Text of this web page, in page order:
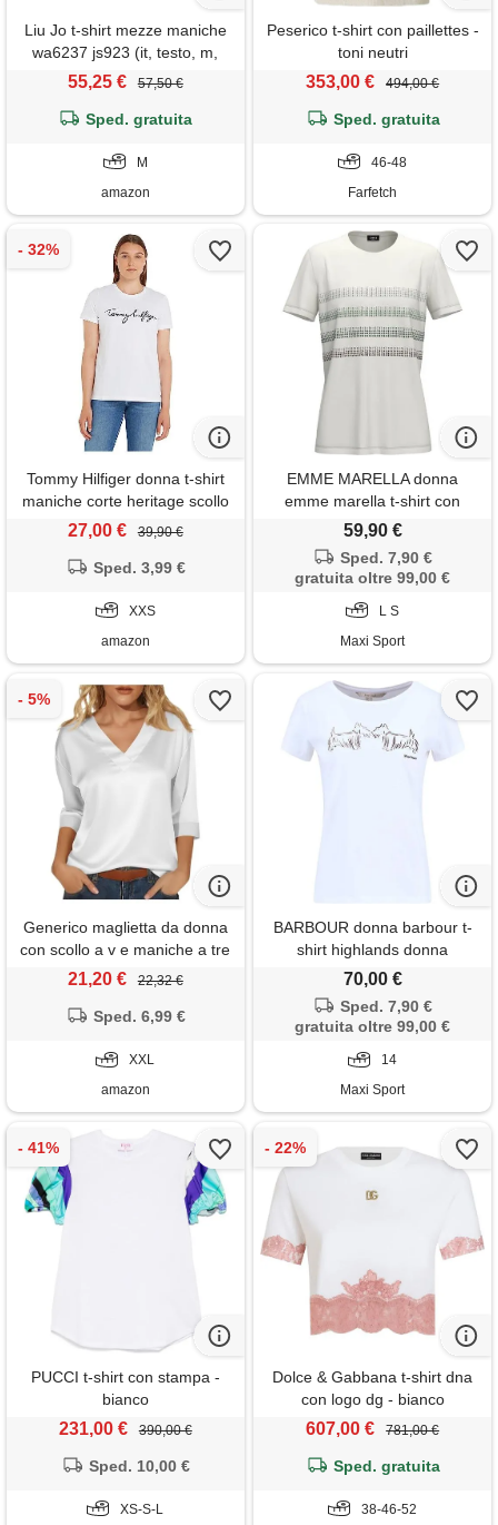
Liu Jo t-shirt mezze maniche
wa6237 js923 (it, testo, m,
regular, regular, bco seahorse
55,25 € 57,50 €
Sped. gratuita
M
amazon
Peserico t-shirt con paillettes -
toni neutri
353,00 € 494,00 €
Sped. gratuita
46-48
Farfetch
Tommy Hilfiger donna t-shirt
maniche corte heritage scollo
rotondo, bianco (classic
27,00 € 39,90 €
Sped. 3,99 €
XXS
amazon
EMME MARELLA donna
emme marella t-shirt con
applicazioni donna
59,90 €
Sped. 7,90 €
gratuita oltre 99,00 €
L S
Maxi Sport
Generico maglietta da donna
con scollo a v e maniche a tre
quarti - top da donna in raso
manica 3/4 di seta bluse
alla moda leggero
21,20 € 22,32 €
Sped. 6,99 €
XXL
amazon
BARBOUR donna barbour t-
shirt highlands donna
70,00 €
Sped. 7,90 €
gratuita oltre 99,00 €
14
Maxi Sport
PUCCI t-shirt con stampa -
bianco
231,00 € 390,00 €
Sped. 10,00 €
XS-S-L
Dolce & Gabbana t-shirt dna
con logo dg - bianco
607,00 € 781,00 €
Sped. gratuita
38-46-52